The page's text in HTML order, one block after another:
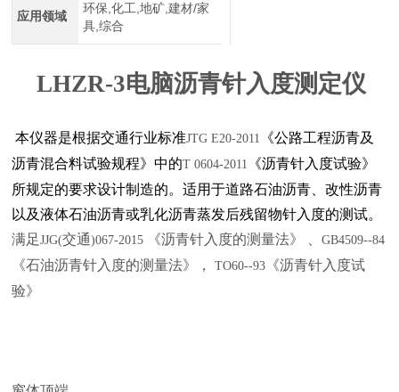
应用领域
环保,化工,地矿,建材/家
具,综合
LHZR-3电脑沥青针入度测定仪
本仪器是根据交通行业标准JTG E20-2011
《公路工程沥青及
沥青混合料试验规程》中的T 0604-2011
《沥青针入度试验》
所规定的要求设计制造的。适用于道路石油沥青、改性沥青
以及液体石油沥青或乳化沥青蒸发后残留物针入度的测试。
满足JJG(交通)067-2015 《沥青针入度的测量法》 、GB4509--84
《石油沥青针入度的测量法》，TO60--93 《沥青针入度试
验》